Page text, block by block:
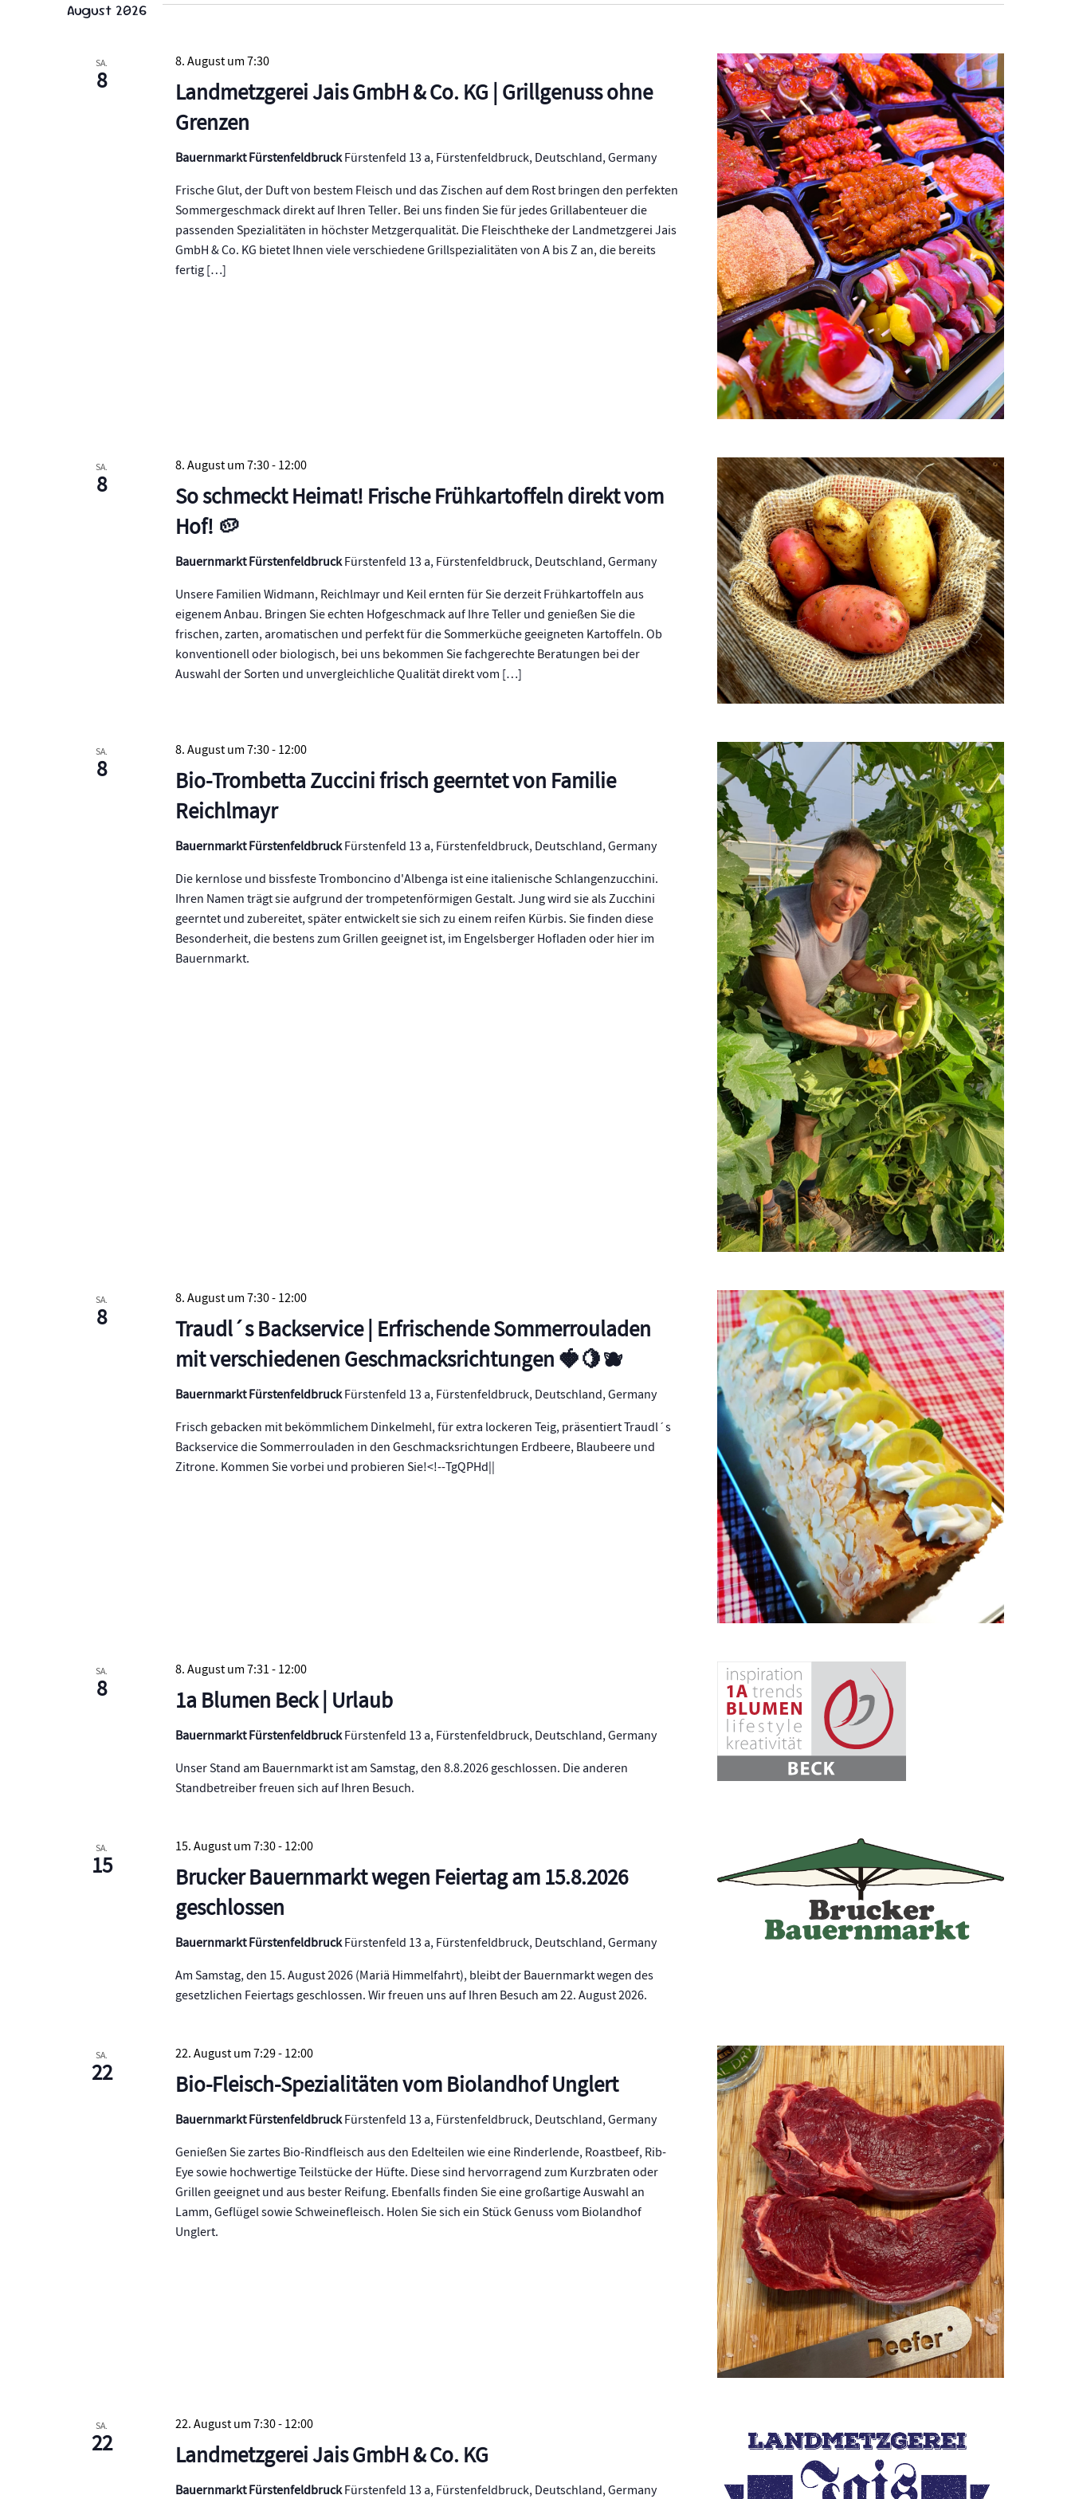
Navigation
August 2026
SA.
8
Landmetzgerei Jais GmbH & Co. KG | Grillgenuss ohne
Grenzen
8. August um 7:30
Bauernmarkt FürstenfeldbruckFürstenfeld 13 a, Fürstenfeldbruck, Deutschland, Germany
Frische Glut, der Duft von bestem Fleisch und das Zischen auf dem Rost bringen den perfekten
Sommergeschmack direkt auf Ihren Teller. Bei uns finden Sie für jedes Grillabenteuer die
passenden Spezialitäten in höchster Metzgerqualität. Die Fleischtheke der Landmetzgerei Jais
GmbH & Co. KG bietet Ihnen viele verschiedene Grillspezialitäten von A bis Z an, die bereits
fertig […]
SA.
8
So schmeckt Heimat! Frische Frühkartoffeln direkt vom
Hof! 🥔
8. August um 7:30-12:00
Bauernmarkt FürstenfeldbruckFürstenfeld 13 a, Fürstenfeldbruck, Deutschland, Germany
Unsere Familien Widmann, Reichlmayr und Keil ernten für Sie derzeit Frühkartoffeln aus
eigenem Anbau. Bringen Sie echten Hofgeschmack auf Ihre Teller und genießen Sie die
frischen, zarten, aromatischen und perfekt für die Sommerküche geeigneten Kartoffeln. Ob
konventionell oder biologisch, bei uns bekommen Sie fachgerechte Beratungen bei der
Auswahl der Sorten und unvergleichliche Qualität direkt vom […]
SA.
8
Bio-Trombetta Zuccini frisch geerntet von Familie
Reichlmayr
8. August um 7:30-12:00
Bauernmarkt FürstenfeldbruckFürstenfeld 13 a, Fürstenfeldbruck, Deutschland, Germany
Die kernlose und bissfeste Tromboncino d'Albenga ist eine italienische Schlangenzucchini.
Ihren Namen trägt sie aufgrund der trompetenförmigen Gestalt. Jung wird sie als Zucchini
geerntet und zubereitet, später entwickelt sie sich zu einem reifen Kürbis. Sie finden diese
Besonderheit, die bestens zum Grillen geeignet ist, im Engelsberger Hofladen oder hier im
Bauernmarkt.
SA.
8
Traudl´s Backservice | Erfrischende Sommerrouladen
mit verschiedenen Geschmacksrichtungen 🍓🍋🫐
8. August um 7:30-12:00
Bauernmarkt FürstenfeldbruckFürstenfeld 13 a, Fürstenfeldbruck, Deutschland, Germany
Frisch gebacken mit bekömmlichem Dinkelmehl, für extra lockeren Teig, präsentiert Traudl´s
Backservice die Sommerrouladen in den Geschmacksrichtungen Erdbeere, Blaubeere und
Zitrone. Kommen Sie vorbei und probieren Sie!<!--TgQPHd||
SA.
8 1a Blumen Beck | Urlaub
8. August um 7:31-12:00
Bauernmarkt FürstenfeldbruckFürstenfeld 13 a, Fürstenfeldbruck, Deutschland, Germany
Unser Stand am Bauernmarkt ist am Samstag, den 8.8.2026 geschlossen. Die anderen
Standbetreiber freuen sich auf Ihren Besuch.
SA.
15
Brucker Bauernmarkt wegen Feiertag am 15.8.2026
geschlossen
15. August um 7:30-12:00
Bauernmarkt FürstenfeldbruckFürstenfeld 13 a, Fürstenfeldbruck, Deutschland, Germany
Am Samstag, den 15. August 2026 (Mariä Himmelfahrt), bleibt der Bauernmarkt wegen des
gesetzlichen Feiertags geschlossen. Wir freuen uns auf Ihren Besuch am 22. August 2026.
SA.
22 Bio-Fleisch-Spezialitäten vom Biolandhof Unglert
22. August um 7:29-12:00
Bauernmarkt FürstenfeldbruckFürstenfeld 13 a, Fürstenfeldbruck, Deutschland, Germany
Genießen Sie zartes Bio-Rindfleisch aus den Edelteilen wie eine Rinderlende, Roastbeef, Rib-
Eye sowie hochwertige Teilstücke der Hüfte. Diese sind hervorragend zum Kurzbraten oder
Grillen geeignet und aus bester Reifung. Ebenfalls finden Sie eine großartige Auswahl an
Lamm, Geflügel sowie Schweinefleisch. Holen Sie sich ein Stück Genuss vom Biolandhof
Unglert.
SA.
22 Landmetzgerei Jais GmbH & Co. KG
22. August um 7:30-12:00
Bauernmarkt FürstenfeldbruckFürstenfeld 13 a, Fürstenfeldbruck, Deutschland, Germany